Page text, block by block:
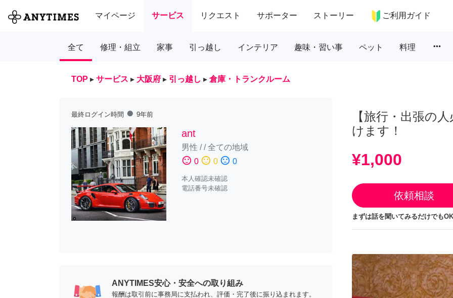
マイページ サービス リクエスト サポーター ストーリー ご利用ガイド
全て 修理・組立 家事 引っ越し インテリア 趣味・習い事 ペット 料理 more_horiz
TOP ▸ サービス ▸ 大阪府 ▸ 引っ越し ▸ 倉庫・トランクルーム
最終ログイン時間 fiber_manual_record 9年前
ant
男性 //全ての地域
sentiment_satisfied 0 sentiment_neutral 0 sentiment_dissatisfied 0
本人確認未確認
電話番号未確認
ANYTIMES安心・安全への取り組み
報酬は取引前に事務局に支払われ、評価・完了後に振り込まれます。
【旅行・出張の
けます！
¥1,000
依頼相談
まずは話を聞いてみるだけでも